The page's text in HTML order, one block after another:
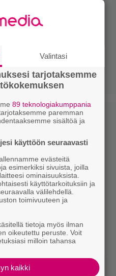
Valintasi
tarjotaksemme
89 teknologiakumppania
paremman
sisältöä ja
käyttöön seuraavasti
evästeitä
esimerkiksi sivuista, joilla
ominaisuuksista.
käyttötarkoituksiin ja
välilehdellä.
toimivuuteen ja
tietoja myös ilman
oikeutettu peruste. Voit
milloin tahansa
kaikki